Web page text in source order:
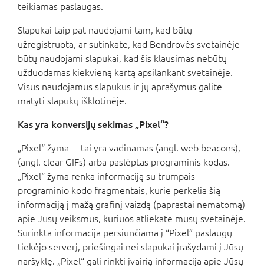
teikiamas paslaugas.
Slapukai taip pat naudojami tam, kad būtų
užregistruota, ar sutinkate, kad Bendrovės svetainėje
būtų naudojami slapukai, kad šis klausimas nebūtų
užduodamas kiekvieną kartą apsilankant svetainėje.
Visus naudojamus slapukus ir jų aprašymus galite
matyti slapukų išklotinėje.
Kas yra konversijų sekimas „Pixel“?
„Pixel“ žyma – tai yra vadinamas (angl. web beacons),
(angl. clear GIFs) arba paslėptas programinis kodas.
„Pixel“ žyma renka informaciją su trumpais
programinio kodo fragmentais, kurie perkelia šią
informaciją į mažą grafinį vaizdą (paprastai nematomą)
apie Jūsų veiksmus, kuriuos atliekate mūsų svetainėje.
Surinkta informacija persiunčiama į “Pixel” paslaugų
tiekėjo serverį, priešingai nei slapukai įrašydami į Jūsų
naršyklę. „Pixel“ gali rinkti įvairią informacija apie Jūsų